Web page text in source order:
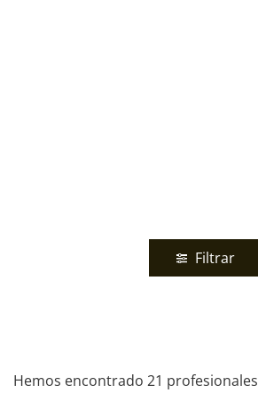
Filtrar
Hemos encontrado 21 profesionales